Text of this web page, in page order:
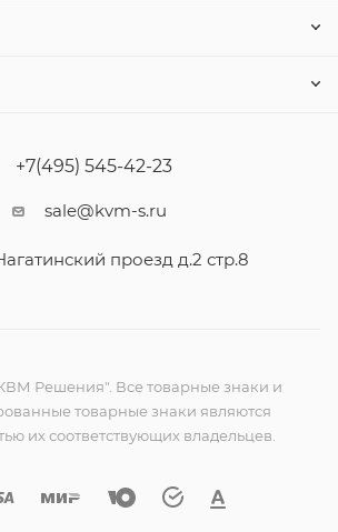
+7(495) 545-42-23
sale@kvm-s.ru
проезд д.2 стр.8
Решения". Все товарные знаки и
товарные знаки являются
их соответствующих владельцев.